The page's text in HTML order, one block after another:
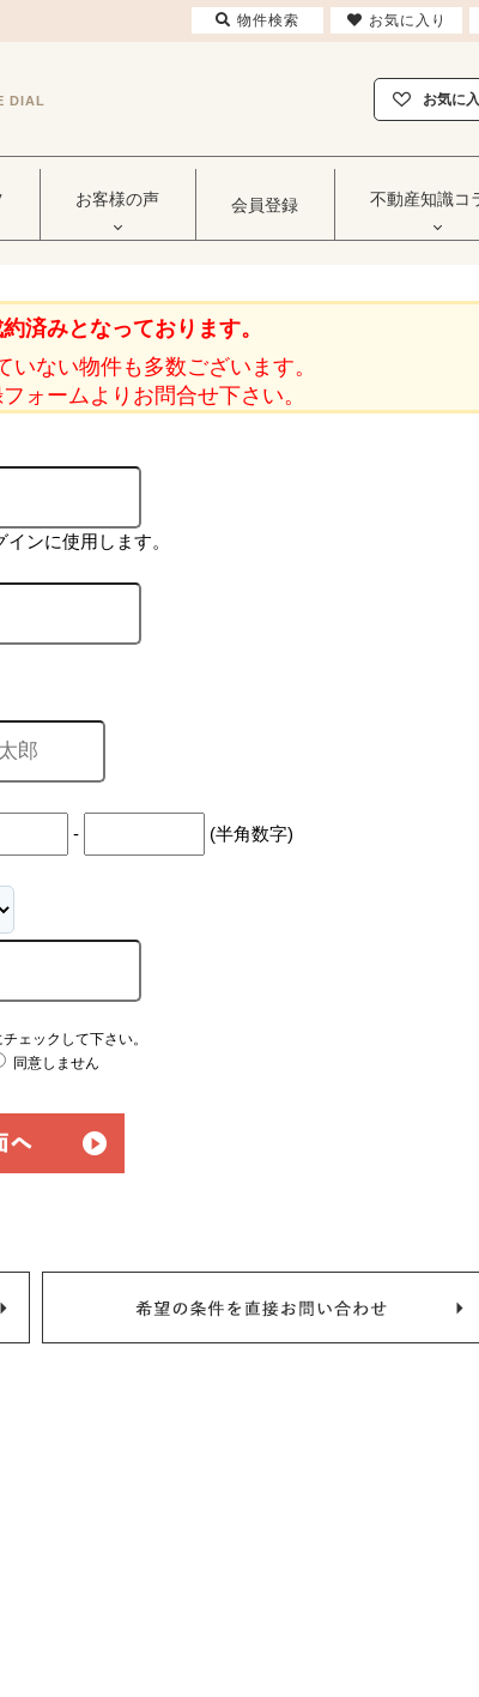
DIAL
お気に
お客様の声 会員登録 不動産知識コ
済みとなっております。
ない物件も多数ございます。
ォームよりお問合せ下さい。
ンに使用します。
- (半角数字)
ェックして下さい。
同意しません
物件検索 お気に入り